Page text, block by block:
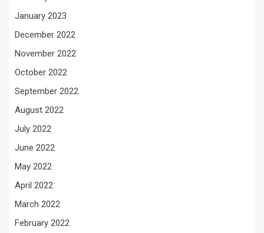
January 2023
December 2022
November 2022
October 2022
September 2022
August 2022
July 2022
June 2022
May 2022
April 2022
March 2022
February 2022